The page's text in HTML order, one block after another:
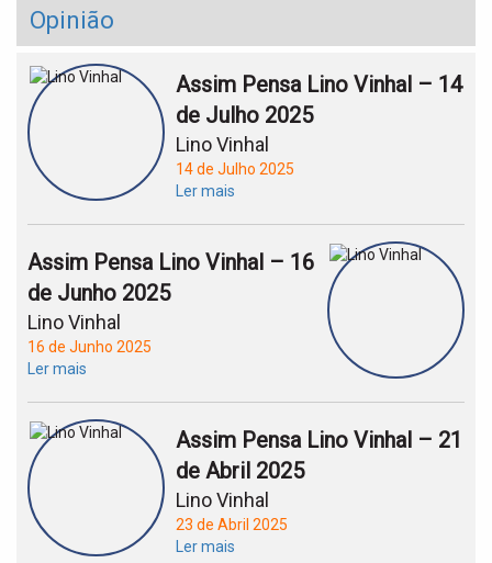
Opinião
Assim Pensa Lino Vinhal – 14
de Julho 2025
Lino Vinhal
14 de Julho 2025
Ler mais
Assim Pensa Lino Vinhal – 16
de Junho 2025
Lino Vinhal
16 de Junho 2025
Ler mais
Assim Pensa Lino Vinhal – 21
de Abril 2025
Lino Vinhal
23 de Abril 2025
Ler mais